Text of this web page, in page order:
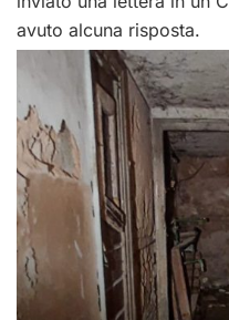
avuto alcuna risposta.